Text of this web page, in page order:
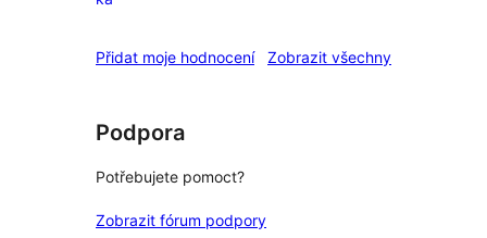
1hvězdičkové
Přidat moje hodnocení Zobrazit všechnyrecenze
Podpora
Potřebujete pomoct?
Zobrazit fórum podpory